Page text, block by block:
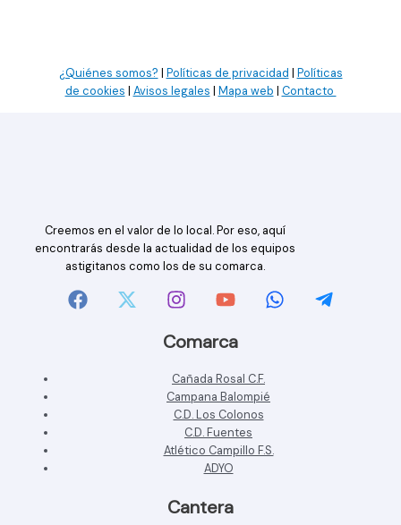
¿Quiénes somos? | Políticas de privacidad | Políticas
de cookies | Avisos legales | Mapa web | Contacto
Creemos en el valor de lo local. Por eso, aquí
encontrarás desde la actualidad de los equipos
astigitanos como los de su comarca.
Comarca
Cañada Rosal C.F.
Campana Balompié
C.D. Los Colonos
C.D. Fuentes
Atlético Campillo F.S.
ADYO
Cantera